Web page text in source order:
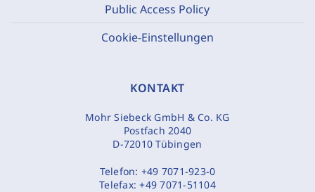
Public Access Policy
Cookie-Einstellungen
KONTAKT
Mohr Siebeck GmbH & Co. KG
Postfach 2040
D-72010 Tübingen
Telefon: +49 7071-923-0
Telefax:+49 7071-51104